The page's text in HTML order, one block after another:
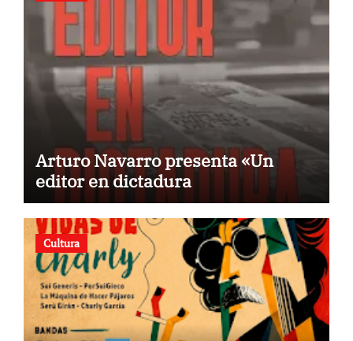
Arturo Navarro presenta «Un
editor en dictadura
Cultura